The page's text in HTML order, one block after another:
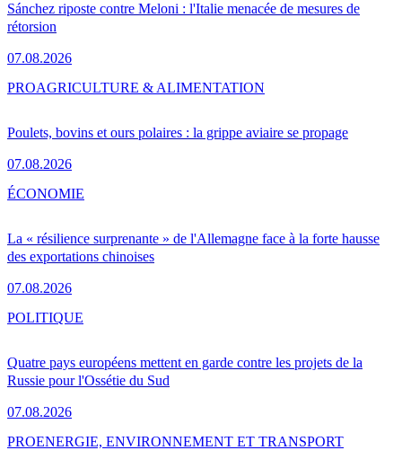
Sánchez riposte contre Meloni : l'Italie menacée de mesures de
rétorsion
07.08.2026
Poulets, bovins et ours polaires : la grippe aviaire se propage
07.08.2026
PROAGRICULTURE & ALIMENTATION
La « résilience surprenante » de l'Allemagne face à la forte hausse
des exportations chinoises
07.08.2026
ÉCONOMIE
Quatre pays européens mettent en garde contre les projets de la
Russie pour l'Ossétie du Sud
07.08.2026
POLITIQUE
PROENERGIE, ENVIRONNEMENT ET TRANSPORT